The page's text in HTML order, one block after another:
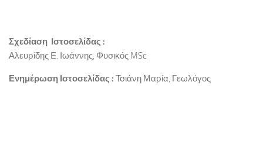
Σχεδίαση Ιστοσελίδας :
Αλευρίδης Ε. Ιωάννης, Φυσικός MSc
Ενημέρωση Ιστοσελίδας : Τσιάνη Μαρία, Γεωλόγος